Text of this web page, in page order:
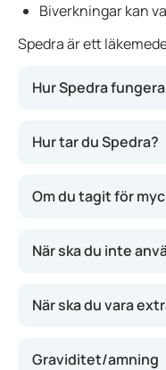
Biverkningar kan
Spedra är ett
Hur Spedra
Hur tar du Spedra?
Om du tagit för
När ska du inte
När ska du vara
Graviditet/amning